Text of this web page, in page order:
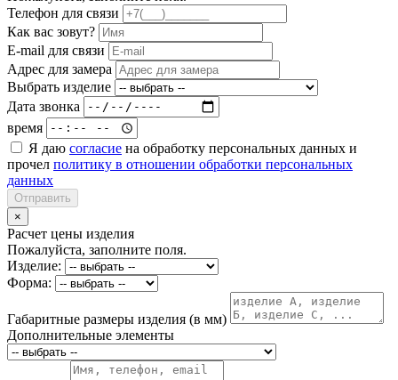
Телефон для связи
Как вас зовут?
E-mail для связи
Адрес для замера
Выбрать изделие
Дата звонка
время
Я даю согласие на обработку персональных данных и
прочел политику в отношении обработки персональных
данных
Отправить
×
Расчет цены изделия
Пожалуйста, заполните поля.
Изделие:
Форма:
Габаритные размеры изделия (в мм)
Дополнительные элементы